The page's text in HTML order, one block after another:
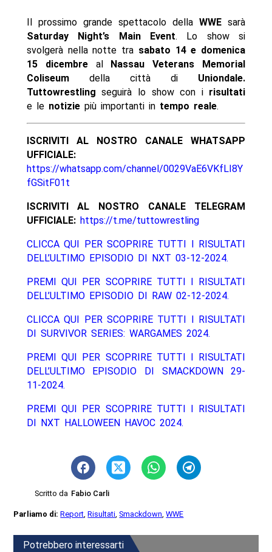
Il prossimo grande spettacolo dellaWWE sarà
Saturday Night’s Main Event. Lo show si
svolgerà nella notte tra sabato 14 e domenica
15 dicembre al
Nassau Veterans Memorial
Coliseum della città di Uniondale.
Tuttowrestling seguirà lo show con i risultati
e le notiziepiù importanti in tempo reale.
ISCRIVITI AL NOSTRO CANALE WHATSAPP
UFFICIALE:
https://whatsapp.com/channel/0029VaE6VKfLI8Y
fGSitF01t
ISCRIVITI AL NOSTRO CANALE TELEGRAM
UFFICIALE: https://t.me/tuttowrestling
CLICCA QUI PER SCOPRIRE TUTTI I RISULTATI
DELL’ULTIMO EPISODIO DI NXT 03-12-2024.
PREMI QUI PER SCOPRIRE TUTTI I RISULTATI
DELL’ULTIMO EPISODIO DI RAW 02-12-2024.
CLICCA QUI PER SCOPRIRE TUTTI I RISULTATI
DI SURVIVOR SERIES: WARGAMES 2024.
PREMI QUI PER SCOPRIRE TUTTI I RISULTATI
DELL’ULTIMO EPISODIO DI SMACKDOWN 29-
11-2024.
PREMI QUI PER SCOPRIRE TUTTI I RISULTATI
DI NXT HALLOWEEN HAVOC 2024.
Scritto da Fabio Carli
Parliamo di:Report,Risultati,Smackdown,WWE
Potrebbero interessarti